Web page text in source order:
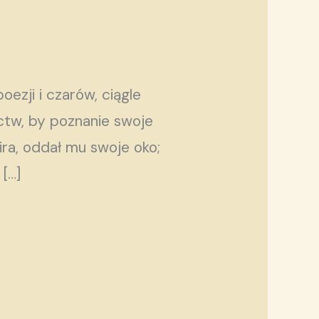
i czarów, ciągle
by poznanie swoje
oddał mu swoje oko;